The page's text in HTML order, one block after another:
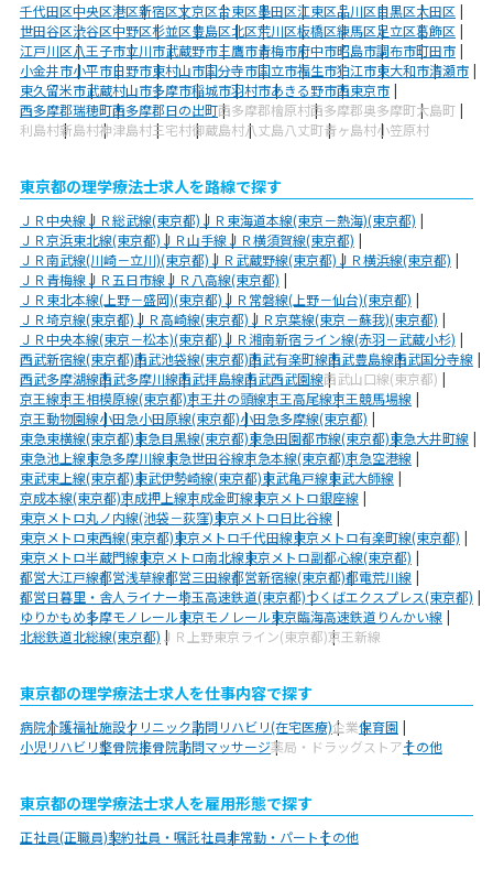
千代田区中央区港区新宿区文京区台東区墨田区江東区品川区目黒区大田区
世田谷区渋谷区中野区杉並区豊島区北区荒川区板橋区練馬区足立区葛飾区
江戸川区八王子市立川市武蔵野市三鷹市青梅市府中市昭島市調布市町田市
小金井市小平市日野市東村山市国分寺市国立市福生市狛江市東大和市清瀬市
東久留米市武蔵村山市多摩市稲城市羽村市あきる野市西東京市
西多摩郡瑞穂町西多摩郡日の出町西多摩郡檜原村西多摩郡奥多摩町大島町
利島村新島村神津島村三宅村御蔵島村八丈島八丈町青ヶ島村小笠原村
東京都の理学療法士求人を路線で探す
ＪＲ中央線ＪＲ総武線(東京都)ＪＲ東海道本線(東京－熱海)(東京都)
ＪＲ京浜東北線(東京都)ＪＲ山手線ＪＲ横須賀線(東京都)
ＪＲ南武線(川崎－立川)(東京都)ＪＲ武蔵野線(東京都)ＪＲ横浜線(東京都)
ＪＲ青梅線ＪＲ五日市線ＪＲ八高線(東京都)
ＪＲ東北本線(上野－盛岡)(東京都)ＪＲ常磐線(上野－仙台)(東京都)
ＪＲ埼京線(東京都)ＪＲ高崎線(東京都)ＪＲ京葉線(東京－蘇我)(東京都)
ＪＲ中央本線(東京－松本)(東京都)ＪＲ湘南新宿ライン線(赤羽－武蔵小杉)
西武新宿線(東京都)西武池袋線(東京都)西武有楽町線西武豊島線西武国分寺線
西武多摩湖線西武多摩川線西武拝島線西武西武園線西武山口線(東京都)
京王線京王相模原線(東京都)京王井の頭線京王高尾線京王競馬場線
京王動物園線小田急小田原線(東京都)小田急多摩線(東京都)
東急東横線(東京都)東急目黒線(東京都)東急田園都市線(東京都)東急大井町線
東急池上線東急多摩川線東急世田谷線京急本線(東京都)京急空港線
東武東上線(東京都)東武伊勢崎線(東京都)東武亀戸線東武大師線
京成本線(東京都)京成押上線京成金町線東京メトロ銀座線
東京メトロ丸ノ内線(池袋－荻窪)東京メトロ日比谷線
東京メトロ東西線(東京都)東京メトロ千代田線東京メトロ有楽町線(東京都)
東京メトロ半蔵門線東京メトロ南北線東京メトロ副都心線(東京都)
都営大江戸線都営浅草線都営三田線都営新宿線(東京都)都電荒川線
都営日暮里・舎人ライナー埼玉高速鉄道(東京都)つくばエクスプレス(東京都)
ゆりかもめ多摩モノレール東京モノレール東京臨海高速鉄道りんかい線
北総鉄道北総線(東京都) ＪＲ上野東京ライン(東京都)京王新線
東京都の理学療法士求人を仕事内容で探す
病院介護福祉施設クリニック訪問リハビリ(在宅医療)企業保育園
小児リハビリ整骨院接骨院訪問マッサージ薬局・ドラッグストアその他
東京都の理学療法士求人を雇用形態で探す
正社員(正職員)契約社員・嘱託社員非常勤・パートその他